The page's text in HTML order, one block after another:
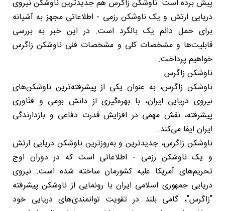
پیش برده است. ناوشکن زاگرس هم جدیدترین ناوشکن نیروی
دریایی ارتش و یک ناوشکن رزمی - اطلاعاتی مجهز به آشیانه
برای حمل دائم یک بالگرد است. در این خبر به بررسی
قابلیت‌ها و مشخصات کلی و مشخصات فنی ناوشکن زاگرس
خواهیم پرداخت.
ناوشکن زاگرس
ناوشکن زاگرس، به عنوان یکی از پیشرفته‌ترین ناوشکن‌های
نیروی دریایی ایران، با بهره‌گیری از دانش بومی و فنّاوری
پیشرفته، نقش مهمی در افزایش قدرت دفاعی و بازدارندگی
ایران ایفا می‌کند.
ناوشکن زاگرس، جدیدترین و به‌روزترین ناوشکن دریایی ارتش
و یک ناوشکن رزمی - اطلاعاتی است که در دوران اوج
تحریم‌های آمریکا علیه کشورمان ساخته شده است. نیروی
دریایی جمهوری اسلامی ایران با رونمایی از ناوشکن پیشرفته
"زاگرس"، گامی بلند در تقویت توانمندی‌های دریایی خود